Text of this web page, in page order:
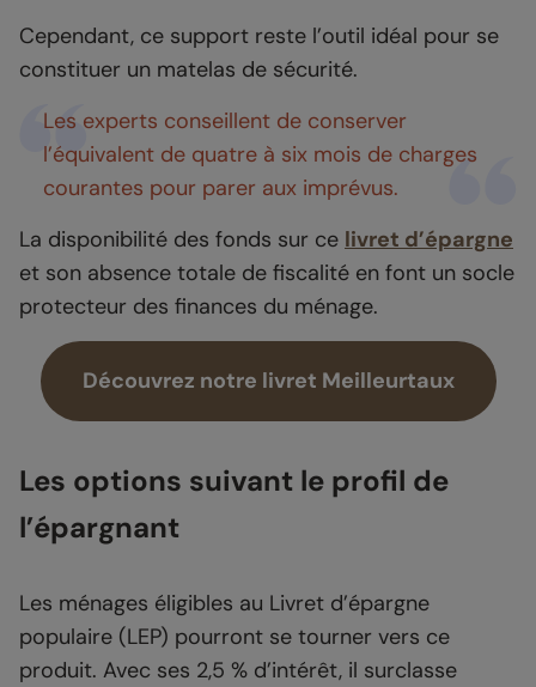
Cependant, ce support reste l’outil idéal pour se
constituer un matelas de sécurité.
Les experts conseillent de conserver
l’équivalent de quatre à six mois de charges
courantes pour parer aux imprévus.
La disponibilité des fonds sur ce livret d’épargne
et son absence totale de fiscalité en font un socle
protecteur des finances du ménage.
Découvrez notre livret Meilleurtaux
Les options suivant le profil de
l’épargnant
Les ménages éligibles au Livret d’épargne
populaire (LEP) pourront se tourner vers ce
produit. Avec ses 2,5 % d’intérêt, il surclasse